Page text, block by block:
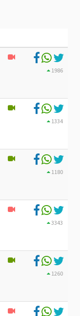
1986
1334
1180
3343
1260